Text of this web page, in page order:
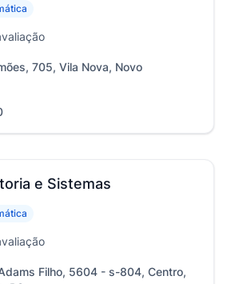
705, Vila Nova, Novo
e Sistemas
Filho, 5604 - s-804, Centro,